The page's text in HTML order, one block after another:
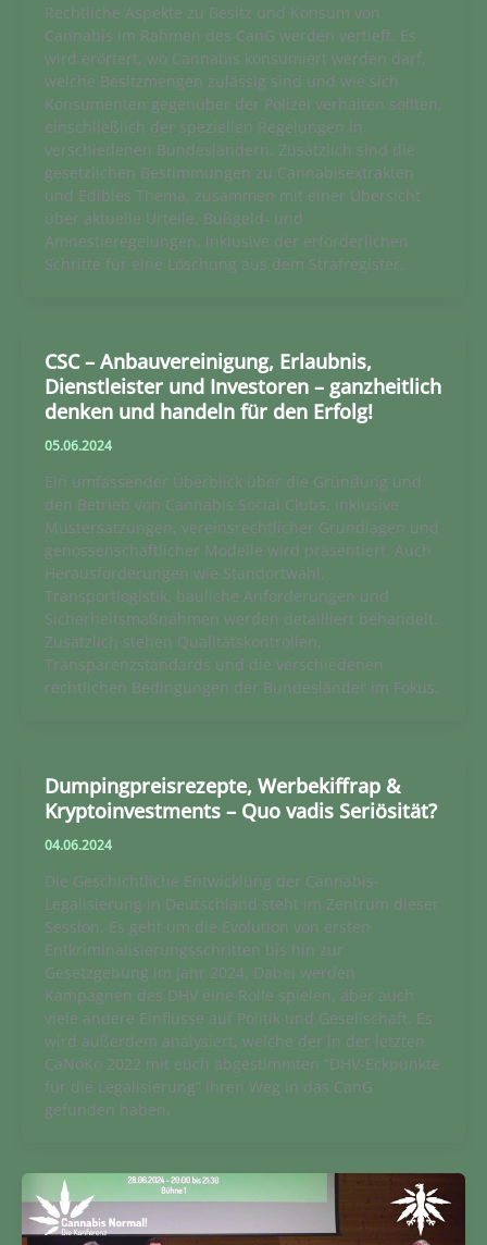
Rechtliche Aspekte zu Besitz und Konsum von
Cannabis im Rahmen des CanG werden vertieft. Es
wird erörtert, wo Cannabis konsumiert werden darf,
welche Besitzmengen zulässig sind und wie sich
Konsumenten gegenüber der Polizei verhalten sollten,
einschließlich der speziellen Regelungen in
verschiedenen Bundesländern. Zusätzlich sind die
gesetzlichen Bestimmungen zu Cannabisextrakten
und Edibles Thema, zusammen mit einer Übersicht
über aktuelle Urteile, Bußgeld- und
Amnestieregelungen, inklusive der erforderlichen
Schritte für eine Löschung aus dem Strafregister.
CSC – Anbauvereinigung, Erlaubnis,
Dienstleister und Investoren – ganzheitlich
denken und handeln für den Erfolg!
05.06.2024
Ein umfassender Überblick über die Gründung und
den Betrieb von Cannabis Social Clubs, inklusive
Mustersatzungen, vereinsrechtlicher Grundlagen und
genossenschaftlicher Modelle wird präsentiert. Auch
Herausforderungen wie Standortwahl,
Transportlogistik, bauliche Anforderungen und
Sicherheitsmaßnahmen werden detailliert behandelt.
Zusätzlich stehen Qualitätskontrollen,
Transparenzstandards und die verschiedenen
rechtlichen Bedingungen der Bundesländer im Fokus.
Dumpingpreisrezepte, Werbekiffrap &
Kryptoinvestments – Quo vadis Seriösität?
04.06.2024
Die Geschichtliche Entwicklung der Cannabis-
Legalisierung in Deutschland steht im Zentrum dieser
Session. Es geht um die Evolution von ersten
Entkriminalisierungsschritten bis hin zur
Gesetzgebung im Jahr 2024. Dabei werden
Kampagnen des DHV eine Rolle spielen, aber auch
viele andere Einflüsse auf Politik und Gesellschaft. Es
wird außerdem analysiert, welche der in der letzten
CaNoKo 2022 mit euch abgestimmten “DHV-Eckpunkte
für die Legalisierung” ihren Weg in das CanG
gefunden haben.